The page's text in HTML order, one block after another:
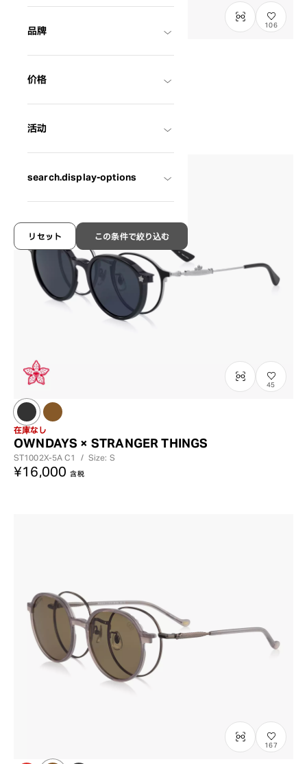
品牌
价格
活动
search.display-options
この条件で絞り込む
リセット
106
OWNDAYS × FREAK'S STORE
45
在庫なし
OWNDAYS × STRANGER THINGS
ST1002X-5AC1 / Size: S
¥16,000 含税
167